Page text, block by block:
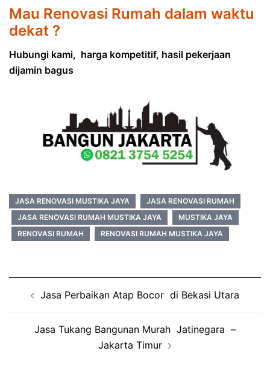
Mau Renovasi Rumah dalam waktu
dekat ?
Hubungi kami, harga kompetitif, hasil pekerjaan
dijamin bagus
JASA RENOVASI MUSTIKA JAYA
JASA RENOVASI RUMAH
JASA RENOVASI RUMAH MUSTIKA JAYA
MUSTIKA JAYA
RENOVASI RUMAH
RENOVASI RUMAH MUSTIKA JAYA
navigation
Jasa Perbaikan Atap Bocor di Bekasi Utara
Jasa Tukang Bangunan Murah Jatinegara –
Jakarta Timur